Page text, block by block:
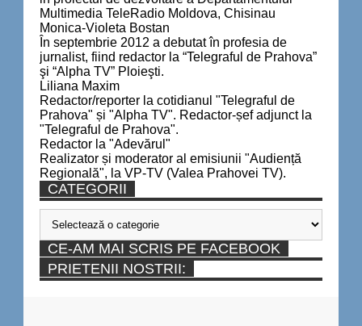
Multimedia TeleRadio Moldova, Chisinau
Monica-Violeta Bostan
În septembrie 2012 a debutat în profesia de
jurnalist, fiind redactor la “Telegraful de Prahova”
şi “Alpha TV” Ploieşti.
Liliana Maxim
Redactor/reporter la cotidianul "Telegraful de
Prahova" și "Alpha TV". Redactor-șef adjunct la
"Telegraful de Prahova".
Redactor la "Adevărul"
Realizator și moderator al emisiunii "Audiență
Regională", la VP-TV (Valea Prahovei TV).
CATEGORII
Categorii
CE-AM MAI SCRIS PE FACEBOOK
PRIETENII NOSTRII: